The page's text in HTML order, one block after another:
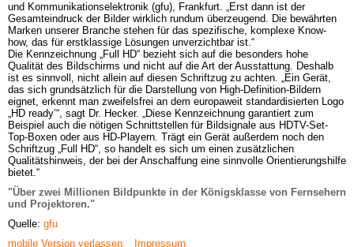
und Kommunikationselektronik (gfu), Frankfurt. „Erst dann ist der
Gesamteindruck der Bilder wirklich rundum überzeugend. Die bewährten
Marken unserer Branche stehen für das spezifische, komplexe Know-
how, das für erstklassige Lösungen unverzichtbar ist.“
Die Kennzeichnung „Full HD“ bezieht sich auf die besonders hohe
Qualität des Bildschirms und nicht auf die Art der Ausstattung. Deshalb
ist es sinnvoll, nicht allein auf diesen Schriftzug zu achten. „Ein Gerät,
das sich grundsätzlich für die Darstellung von High-Definition-Bildern
eignet, erkennt man zweifelsfrei an dem europaweit standardisierten Logo
„HD ready’“, sagt Dr. Hecker. „Diese Kennzeichnung garantiert zum
Beispiel auch die nötigen Schnittstellen für Bildsignale aus HDTV-Set-
Top-Boxen oder aus HD-Playern. Trägt ein Gerät außerdem noch den
Schriftzug „Full HD“, so handelt es sich um einen zusätzlichen
Qualitätshinweis, der bei der Anschaffung eine sinnvolle Orientierungshilfe
bietet.“
"Über zwei Millionen Bildpunkte in der Königsklasse von Fernsehern
und Projektoren."
Quelle: gfu
mobile Version verlassen
Impressum